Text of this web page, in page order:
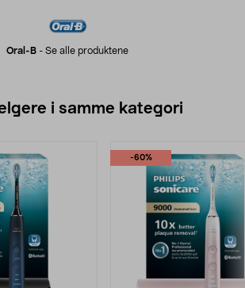
Oral-B - Se alle produktene
i samme kategori
-60%